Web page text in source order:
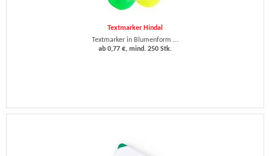
Textmarker Hindal
Textmarker in Blumenform ...
ab 0,77 €, mind. 250 Stk.